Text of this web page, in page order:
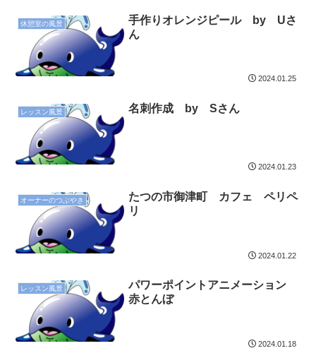
休憩室の風景
手作りオレンジピール by Uさ
ん
2024.01.25
レッスン風景 名刺作成 by Sさん
2024.01.23
オーナーのつぶやき
たつの市御津町 カフェ ペリペ
リ
2024.01.22
レッスン風景
パワーポイントアニメーション
赤とんぼ
2024.01.18